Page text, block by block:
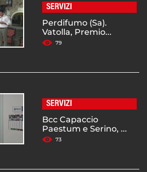
SERVIZI
Perdifumo (Sa).
Vatolla, Premio...
79
SERVIZI
Bcc Capaccio
Paestum e Serino, ...
73